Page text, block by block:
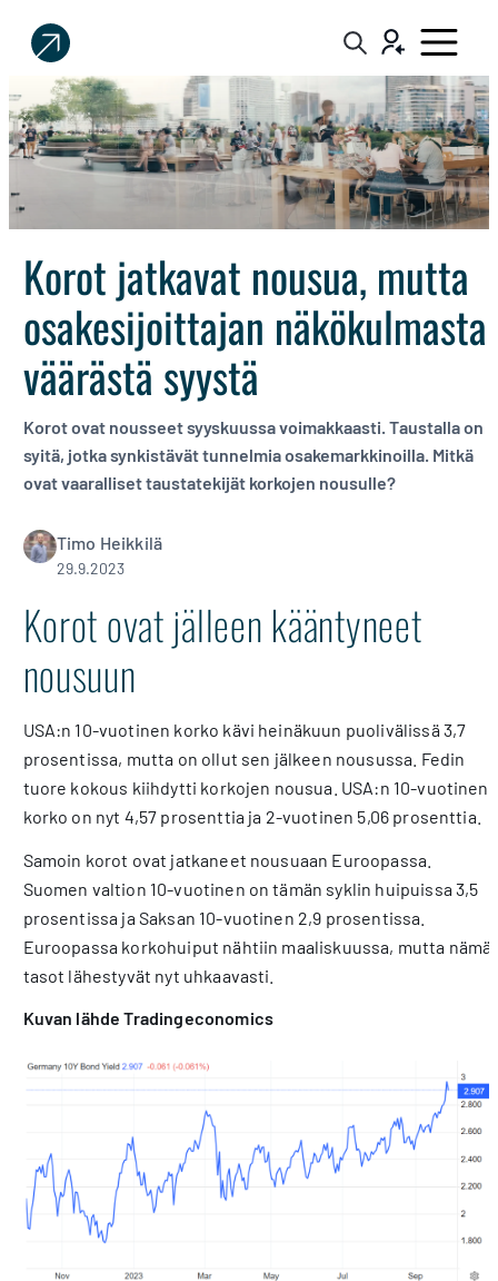
Sijoittaja.fi
Tee
parempia
sijoituspäätöksiä
Korot jatkavat nousua, mutta
osakesijoittajan näkökulmasta
väärästä syystä
Korot ovat nousseet syyskuussa voimakkaasti. Taustalla on
syitä, jotka synkistävät tunnelmia osakemarkkinoilla. Mitkä
ovat vaaralliset taustatekijät korkojen nousulle?
Timo Heikkilä
29.9.2023
Korot ovat jälleen kääntyneet
nousuun
USA:n 10-vuotinen korko kävi heinäkuun puolivälissä 3,7
prosentissa, mutta on ollut sen jälkeen nousussa. Fedin
tuore kokous kiihdytti korkojen nousua. USA:n 10-vuotinen
korko on nyt 4,57 prosenttia ja 2-vuotinen 5,06 prosenttia.
Samoin korot ovat jatkaneet nousuaan Euroopassa.
Suomen valtion 10-vuotinen on tämän syklin huipuissa 3,5
prosentissa ja Saksan 10-vuotinen 2,9 prosentissa.
Euroopassa korkohuiput nähtiin maaliskuussa, mutta nämä
tasot lähestyvät nyt uhkaavasti.
Kuvan lähde Tradingeconomics